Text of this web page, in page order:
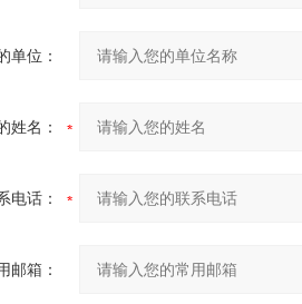
单位：
姓名：
电话：
邮箱：